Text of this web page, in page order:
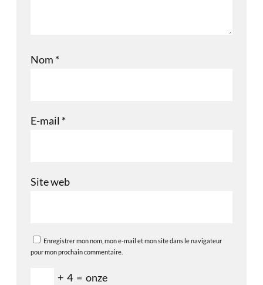
Nom *
E-mail *
Site web
Enregistrer mon nom, mon e-mail et mon site dans le navigateur
pour mon prochain commentaire.
+ 4 = onze